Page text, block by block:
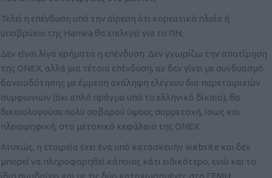
Τελεί η επένδυση υπό την αίρεση ότι κορεατικό πλοίο ή
υποβρύχιο της Hanwa θα επιλεγεί για το ΠΝ;
Δεν είναι λίγα χρήματα η επένδυση. Δεν γνωρίζω την αποτίμηση
της ΟΝΕΧ, αλλά μια τέτοια επένδυση, αν δεν γίνει με συνδυασμό
δανειοδότησης με έμμεση ανάληψη ελέγχου δια παρεταιρικών
συμφωνιών (όχι απλό πράγμα υπό το ελληνικό δίκαιο), θα
δικαιολογούσε πολύ σοβαρού ύψους συμμετoχή, ίσως και
πλειοψηφική, στο μετοχικό κεφάλαιο της ΟΝΕΧ.
Ατυχώς, η εταιρεία έχει ένα υπό κατασκευήν website και δεν
μπορεί να πληροφορηθεί κάποιος κάτι ειδικότερο, ενώ και το
ίδιο συμβαίνει και με τις δύο καταχωρημένες στο ΓΕΜΗ